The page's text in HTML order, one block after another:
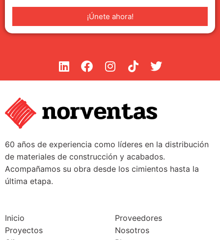
¡Únete ahora!
60 años de experiencia como líderes en la distribución
de materiales de construcción y acabados.
Acompañamos su obra desde los cimientos hasta la
última etapa.
Inicio
Proyectos
Proveedores
Nosotros